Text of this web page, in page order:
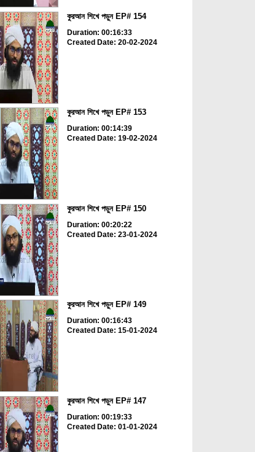
কুরআন শিখে পড়ুন EP# 154
Duration: 00:16:33
Created Date: 20-02-2024
কুরআন শিখে পড়ুন EP# 153
Duration: 00:14:39
Created Date: 19-02-2024
কুরআন শিখে পড়ুন EP# 150
Duration: 00:20:22
Created Date: 23-01-2024
কুরআন শিখে পড়ুন EP# 149
Duration: 00:16:43
Created Date: 15-01-2024
কুরআন শিখে পড়ুন EP# 147
Duration: 00:19:33
Created Date: 01-01-2024